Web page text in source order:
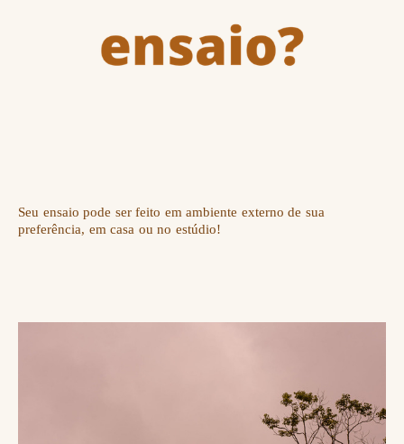
Seu ensaio pode ser feito em ambiente externo de sua
preferência, em casa ou no estúdio!